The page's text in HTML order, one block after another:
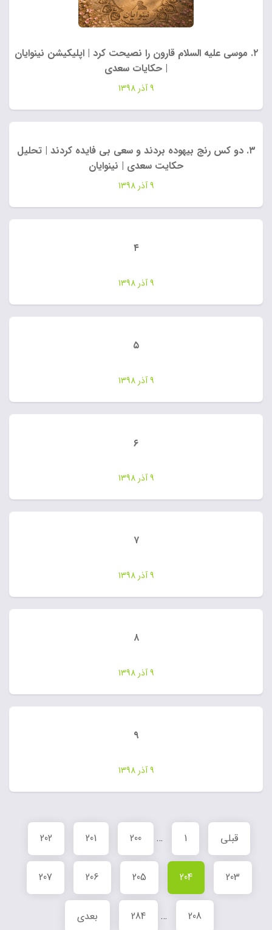
۲. موسی علیه السلام قارون را نصیحت کرد | اپلیکیشن نینوایان
| حکایات سعدی
9 آذر 1398
۳. دو کس رنج بیهوده بردند و سعی بی فایده کردند | تحلیل
حکایت سعدی | نینوایان
9 آذر 1398
۴
9 آذر 1398
۵
9 آذر 1398
۶
9 آذر 1398
۷
9 آذر 1398
۸
9 آذر 1398
۹
9 آذر 1398
قبلی 1
…
200
201
202
203
204
205
206
207
208
…
284 بعدی